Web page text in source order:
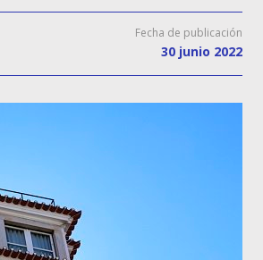
Fecha de publicación
30 junio 2022